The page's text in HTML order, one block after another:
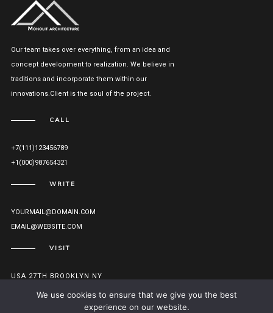
We use cookies to ensure that we give you the best
experience on our website.
Our team takes over everything, from an idea and
concept development to realization. We believe in
traditions and incorporate them within our
innovations.Client is the soul of the project.
CALL
+7(111)123456789
+1(000)987654321
WRITE
YOURMAIL@DOMAIN.COM
EMAIL@WEBSITE.COM
VISIT
USA 27TH BROOKLYN NY
VIEW ON MAP